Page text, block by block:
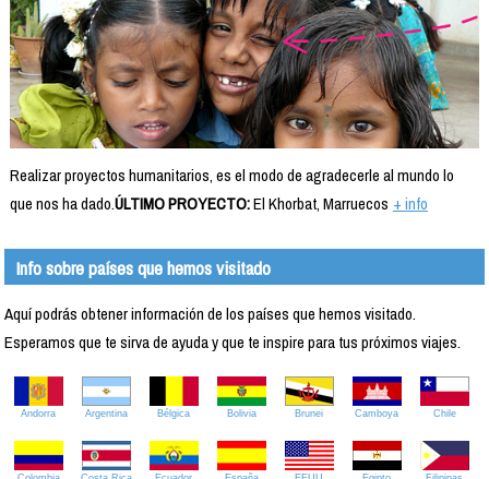
Realizar proyectos humanitarios, es el modo de agradecerle al mundo lo
que nos ha dado.ÚLTIMO PROYECTO:El Khorbat, Marruecos + info
Info sobre países que hemos visitado
Aquí podrás obtener información de los países que hemos visitado.
Esperamos que te sirva de ayuda y que te inspire para tus próximos viajes.
Andorra Argentina Bélgica Bolivia Brunei Camboya Chile